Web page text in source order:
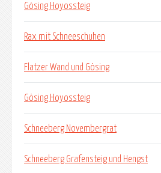
Gösing Hoyossteig
Rax mit Schneeschuhen
Flatzer Wand und Gösing
Gösing Hoyossteig
Schneeberg Novembergrat
Schneeberg Grafensteig und Hengst